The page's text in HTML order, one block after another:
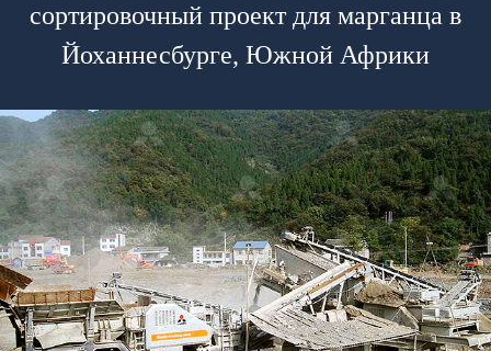
сортировочный проект для марганца в
Йоханнесбурге, Южной Африки